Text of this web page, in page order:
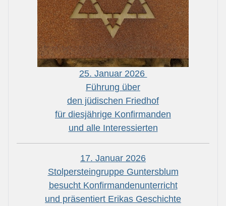
25. Januar 2026
Führung über
den jüdischen Friedhof
für diesjährige Konfirmanden
und alle Interessierten
17. Januar 2026
Stolpersteingruppe Guntersblum
besucht Konfirmandenunterricht
und präsentiert Erikas Geschichte